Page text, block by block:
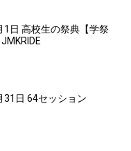
1日 高校生の祭典【学祭
31日 64セッション